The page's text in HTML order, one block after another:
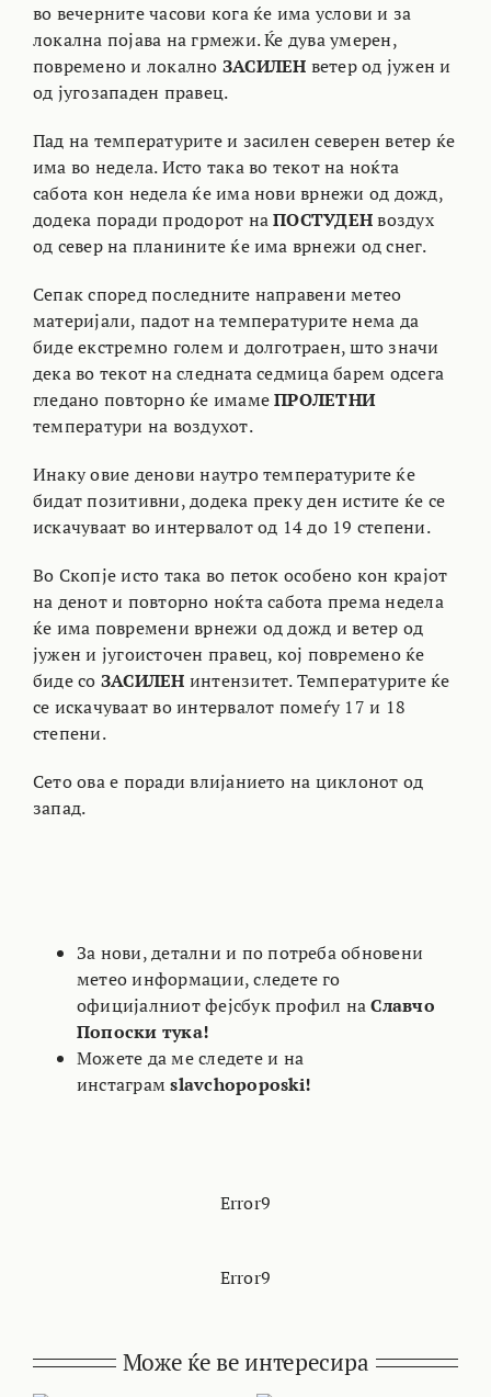
во вечерните часови кога ќе има услови и за
локална појава на грмежи. Ќе дува умерен,
повремено и локално ЗАСИЛЕН ветер од јужен и
од југозападен правец.
Пад на температурите и засилен северен ветер ќе
има во недела. Исто така во текот на ноќта
сабота кон недела ќе има нови врнежи од дожд,
додека поради продорот наПОСТУДЕНвоздух
од север на планините ќе има врнежи од снег.
Сепак според последните направени метео
материјали, падот на температурите нема да
биде екстремно голем и долготраен, што значи
дека во текот на следната седмица барем одсега
гледано повторно ќе имамеПРОЛЕТНИ
температури на воздухот.
Инаку овие денови наутро температурите ќе
бидат позитивни, додека преку ден истите ќе се
искачуваат во интервалот од 14 до 19 степени.
Во Скопје исто така во петок особено кон крајот
на денот и повторно ноќта сабота према недела
ќе има повремени врнежи од дожд и ветер од
јужен и југоисточен правец, кој повремено ќе
биде со ЗАСИЛЕН интензитет. Температурите ќе
се искачуваат во интервалот помеѓу 17 и 18
степени.
Сето ова е поради влијанието на циклонот од
запад.
За нови, детални и по потреба обновени
метео информации, следете го
официјалниот фејсбук профил наСлавчо
Попоски тука!
Можете да ме следете и на
инстаграм slavchopoposki!
Error9
Error9
Може ќе ве интересира